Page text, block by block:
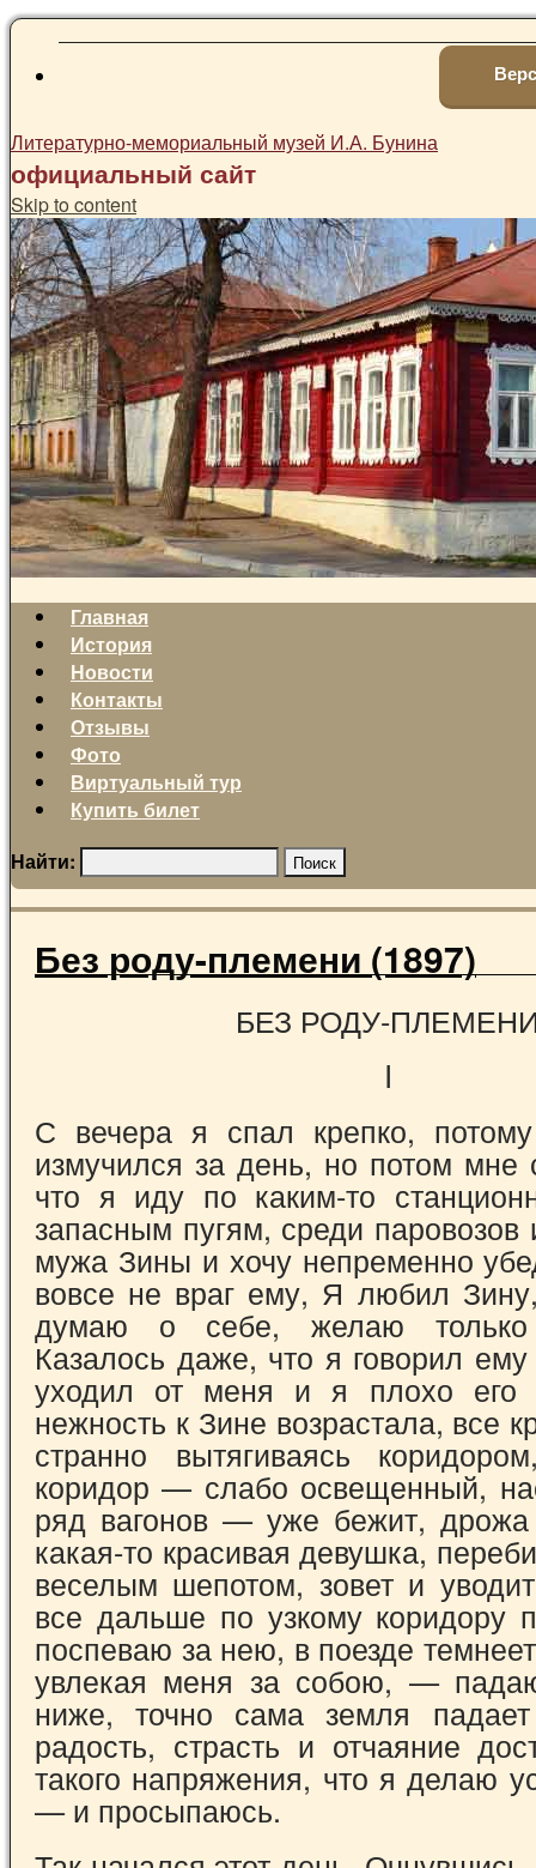
Литературно-мемориальный музей И.А. Бунина
официальный сайт
Skip to content
Главная
История
Новости
Контакты
Отзывы
Фото
Виртуальный тур
Купить билет
Найти:
Без роду-племени (1897)
БЕЗ РОДУ-
I
С вечера я спал крепко,
измучился за день, но потом мне
что я иду по каким-то
запасным пугям, среди паровозов
мужа Зины и хочу непременно
вовсе не враг ему, Я любил
думаю о себе, желаю только
Казалось даже, что я говорил
уходил от меня и я плохо
нежность к Зине возрастала, все
странно вытягиваясь
коридор — слабо освещенный,
ряд вагонов — уже бежит,
какая-то красивая девушка,
веселым шепотом, зовет и
все дальше по узкому коридору
поспеваю за нею, в поезде
увлекая меня за собою, —
ниже, точно сама земля
радость, страсть и отчаяние
такого напряжения, что я делаю
— и просыпаюсь.